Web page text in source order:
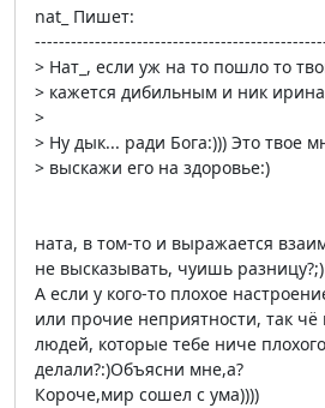
nat_ Пишет:
> Нат_, если уж на то пошло то
> кажется дибильным и ник
>
> Ну дык... ради Бога:))) Это твое
> выскажи его на здоровье:)
ната, в том-то и выражается
не высказывать, чуишь разницу?;)
А если у кого-то плохое
или прочие неприятности, так чё
людей, которые тебе ниче
делали?:)Объясни мне,а?
Короче,мир сошел с ума))))